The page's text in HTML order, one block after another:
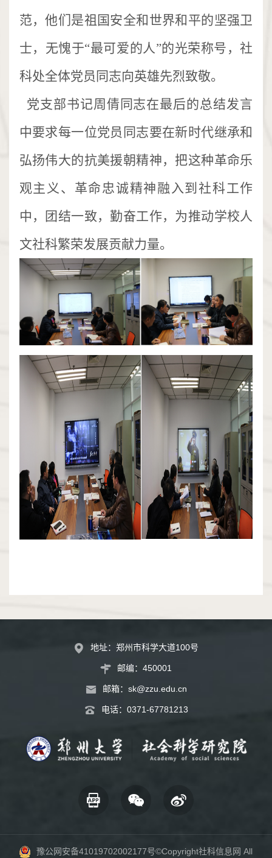
范，他们是祖国安全和世界和平的坚强卫
士，无愧于“最可爱的人”的光荣称号，社
科处全体党员同志向英雄先烈致敬。
党支部书记周倩同志在最后的总结发言
中要求每一位党员同志要在新时代继承和
弘扬伟大的抗美援朝精神，把这种革命乐
观主义、革命忠诚精神融入到社科工作
中，团结一致，勤奋工作，为推动学校人
文社科繁荣发展贡献力量。
地址：郑州市科学大道100号
邮编：450001
邮箱： sk@zzu.edu.cn
电话： 0371-67781213
豫公网安备41019702002177号©Copyright社科信息网 All